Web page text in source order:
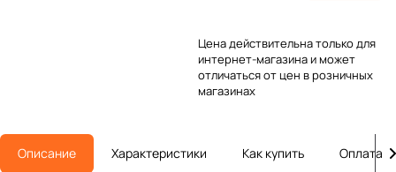
Цена действительна только для
интернет-магазина и может
отличаться от цен в розничных
магазинах
Описание Характеристики Как купить Оплата